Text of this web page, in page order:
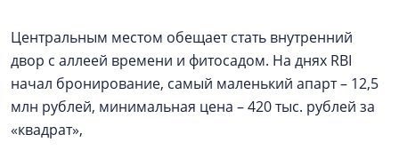
Центральным местом обещает стать внутренний
двор с аллеей времени и фитосадом. На днях RBI
начал бронирование, самый маленький апарт – 12,5
млн рублей, минимальная цена – 420 тыс. рублей за
«квадрат»,